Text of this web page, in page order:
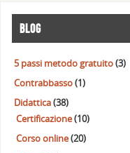
BLOG
5 passi metodo gratuito(3)
Contrabbasso(1)
Didattica(38)
Certificazione(10)
Corso online(20)